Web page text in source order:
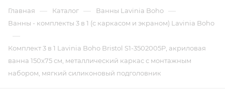
Главная — Каталог — Ванны Lavinia Boho —
Ванны - комплекты 3 в 1 (с каркасом и экраном) Lavinia Boho
—
Комплект 3 в 1 Lavinia Boho Bristol S1-3502005P, акриловая
ванна 150x75 см, металлический каркас с монтажным
набором, мягкий силиконовый подголовник